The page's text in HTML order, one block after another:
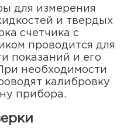
для измерения
и твердых
счетчика с
проводится для
показаний и его
необходимости
калибровку
прибора.